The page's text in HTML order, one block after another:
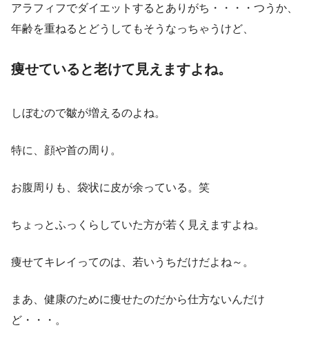
アラフィフでダイエットするとありがち・・・・つうか、
年齢を重ねるとどうしてもそうなっちゃうけど、
痩せていると老けて見えますよね。
しぼむので皺が増えるのよね。
特に、顔や首の周り。
お腹周りも、袋状に皮が余っている。笑
ちょっとふっくらしていた方が若く見えますよね。
痩せてキレイってのは、若いうちだけだよね～。
まあ、健康のために痩せたのだから仕方ないんだけ
ど・・・。